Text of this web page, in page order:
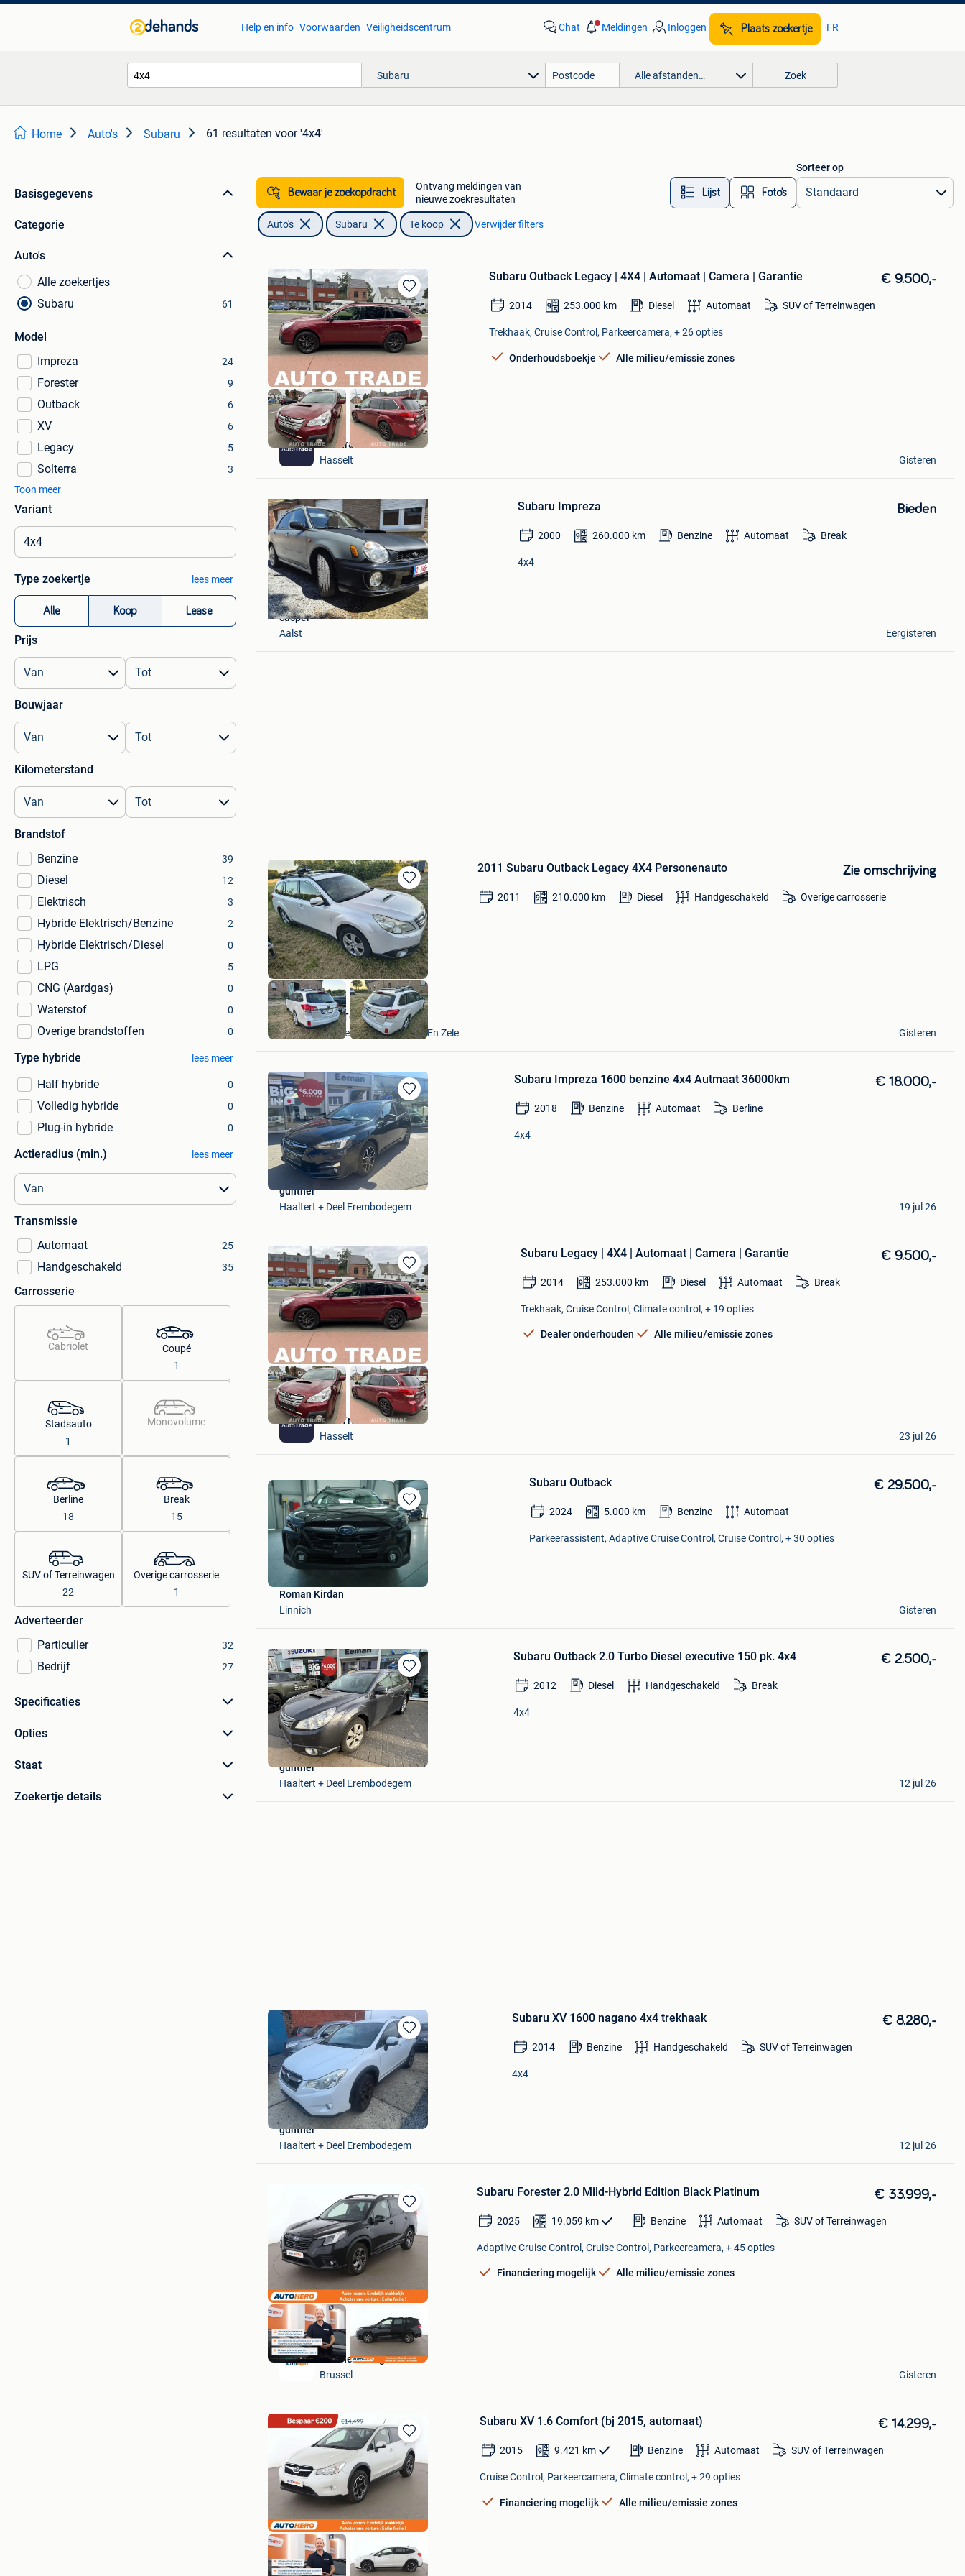
Help en info Voorwaarden Veiligheidscentrum Chat Meldingen Inloggen Plaats zoekertje FR
Subaru Alle afstanden… Zoek
Home Auto's Subaru 61 resultaten voor '4x4'
Basisgegevens
Categorie
Auto's
Alle zoekertjes
Subaru
61
Model
Impreza
24
Forester 9
Outback 6
XV 6
Legacy 5
Solterra
3
Toon meer
Variant
Type zoekertje lees meer
Alle Koop Lease
Prijs
Bouwjaar
Kilometerstand
Brandstof
Benzine
39
Diesel 12
Elektrisch 3
Hybride Elektrisch/Benzine 2
Hybride Elektrisch/Diesel 0
LPG 5
CNG (Aardgas) 0
Waterstof 0
Overige brandstoffen 0
Type hybride lees meer
Half hybride 0
Volledig hybride 0
Plug-in hybride 0
Actieradius (min.) lees meer
Transmissie
Automaat
25
Handgeschakeld 35
Carrosserie
Cabriolet
Coupé
1
Stadsauto
1
Monovolume
Berline
18
Break
15
SUV of Terreinwagen
22
Overige carrosserie
1
Adverteerder
Particulier
32
Bedrijf 27
Specificaties
Opties
Staat
Zoekertje details
Bewaar je zoekopdracht
Ontvang meldingen van
nieuwe zoekresultaten
Lijst Foto’s
Sorteer op
Auto's Subaru Te koop Verwijder filters
Bewaren
in
Mijn
Favorieten
Subaru Outback Legacy | 4X4 | Automaat | Camera | Garantie € 9.500,-
2014 253.000 km Diesel Automaat SUV of Terreinwagen
Trekhaak, Cruise Control, Parkeercamera, + 26 opties
Onderhoudsboekje Alle milieu/emissie zones
Autotrade
Hasselt
Gisteren
Mijn
Favorieten
Subaru Impreza Bieden
2000 260.000 km Benzine Automaat Break
4x4
casper
Aalst
Eergisteren
Bewaren
Mijn
Favorieten
2011 Subaru Outback Legacy 4X4 Personenauto Zie omschrijving
2011 210.000 km Diesel Handgeschakeld Overige carrosserie
VAVATO Auctions
Lokeren+Deel Overmere En Zele
Gisteren
Bewaren
in
Mijn
Favorieten
Subaru Impreza 1600 benzine 4x4 Autmaat 36000km € 18.000,-
2018 Benzine Automaat Berline
4x4
gunther
Haaltert + Deel Erembodegem
19 jul 26
Bewaren
in
Mijn
Favorieten
Subaru Legacy | 4X4 | Automaat | Camera | Garantie € 9.500,-
2014 253.000 km Diesel Automaat Break
Trekhaak, Cruise Control, Climate control, + 19 opties
Dealer onderhouden Alle milieu/emissie zones
AutoTrade Hasselt
Hasselt
23 jul 26
Bewaren
in
Mijn
Favorieten
Subaru Outback € 29.500,-
2024 5.000 km Benzine Automaat
Parkeerassistent, Adaptive Cruise Control, Cruise Control, + 30 opties
Roman Kirdan
Linnich
Gisteren
Bewaren
in
Mijn
Favorieten
Subaru Outback 2.0 Turbo Diesel executive 150 pk. 4x4 € 2.500,-
2012 Diesel Handgeschakeld Break
4x4
gunther
Haaltert + Deel Erembodegem
12 jul 26
Bewaren
Mijn
Favorieten
Subaru XV 1600 nagano 4x4 trekhaak € 8.280,-
2014 Benzine Handgeschakeld SUV of Terreinwagen
4x4
gunther
Haaltert + Deel Erembodegem
12 jul 26
Bewaren
Mijn
Favorieten
Subaru Forester 2.0 Mild-Hybrid Edition Black Platinum € 33.999,-
2025 19.059 km Benzine Automaat SUV of Terreinwagen
Adaptive Cruise Control, Cruise Control, Parkeercamera, + 45 opties
Financiering mogelijk Alle milieu/emissie zones
Autohero België
Brussel
Gisteren
Bewaren
in
Mijn
Favorieten
Subaru XV 1.6 Comfort (bj 2015, automaat) € 14.299,-
2015 9.421 km Benzine Automaat SUV of Terreinwagen
Cruise Control, Parkeercamera, Climate control, + 29 opties
Financiering mogelijk Alle milieu/emissie zones